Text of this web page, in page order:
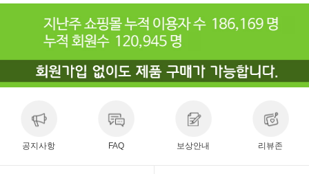
공지사항 FAQ 보상안내 리뷰존